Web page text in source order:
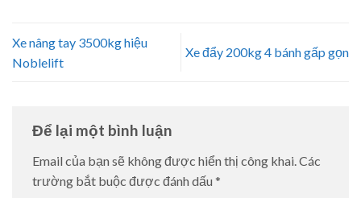
Xe nâng tay 3500kg hiệu
Noblelift
Xe đẩy 200kg 4 bánh gấp gọn
Để lại một bình luận
Email của bạn sẽ không được hiển thị công khai. Các
trường bắt buộc được đánh dấu *